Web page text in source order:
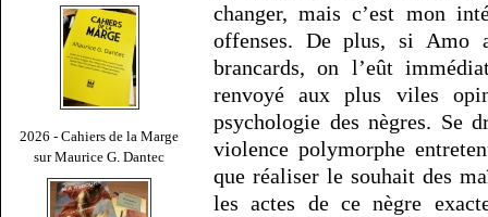
2026 - Cahiers de la Marge
sur Maurice G. Dantec
changer, mais c’est mon
offenses. De plus, si Amo
brancards, on l’eût
renvoyé aux plus viles
psychologie des nègres. Se
violence polymorphe
que réaliser le souhait des
les actes de ce nègre